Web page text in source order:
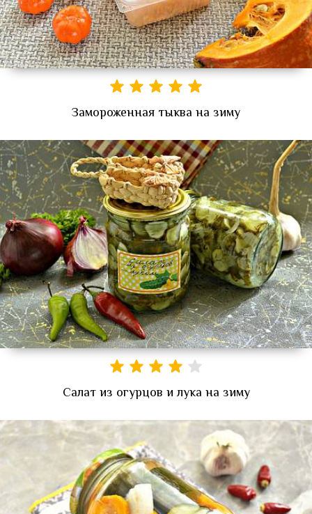
Замороженная тыква на зиму
Салат из огурцов и лука на зиму